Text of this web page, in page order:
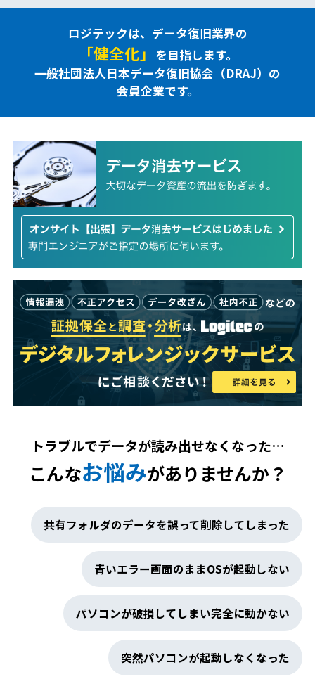
ロジテックは、データ復旧業界の
「健全化」
を目指します。
一般社団法人日本データ復旧協会（DRAJ）の
会員企業です。
トラブルでデータが読み出せなくなった…
こんなお悩みがありませんか？
共有フォルダのデータを誤って削除してしまった
青いエラー画面のままOSが起動しない
パソコンが破損してしまい完全に動かない
突然パソコンが起動しなくなった